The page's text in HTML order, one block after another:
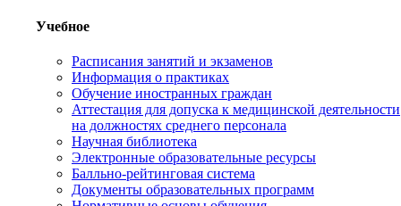
Учебное
Расписания занятий и экзаменов
Информация о практиках
Обучение иностранных граждан
Аттестация для допуска к медицинской деятельности
на должностях среднего персонала
Научная библиотека
Электронные образовательные ресурсы
Балльно-рейтинговая система
Документы образовательных программ